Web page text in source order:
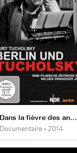
Dans la fièvre des années 20 Le Berlin de Tucholsky
• 2014